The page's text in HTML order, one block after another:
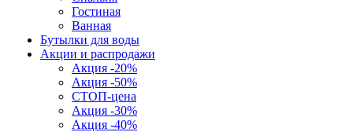
Гостиная
Ванная
Бутылки для воды
Акции и распродажи
Акция -20%
Акция -50%
СТОП-цена
Акция -30%
Акция -40%